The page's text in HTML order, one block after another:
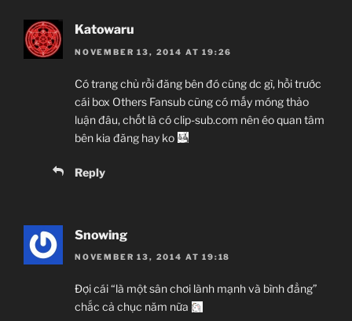
Katowaru
NOVEMBER 13, 2014 AT 19:26
Có trang chủ rồi đăng bên đó cũng dc gì, hồi trước
cái box Others Fansub cũng có mấy móng thảo
luận đâu, chốt là có clip-sub.com nên éo quan tâm
bên kia đăng hay ko
Reply
Snowing
NOVEMBER 13, 2014 AT 19:18
Đợi cái “là một sân chơi lành mạnh và bình đẳng”
chắc cả chục năm nữa